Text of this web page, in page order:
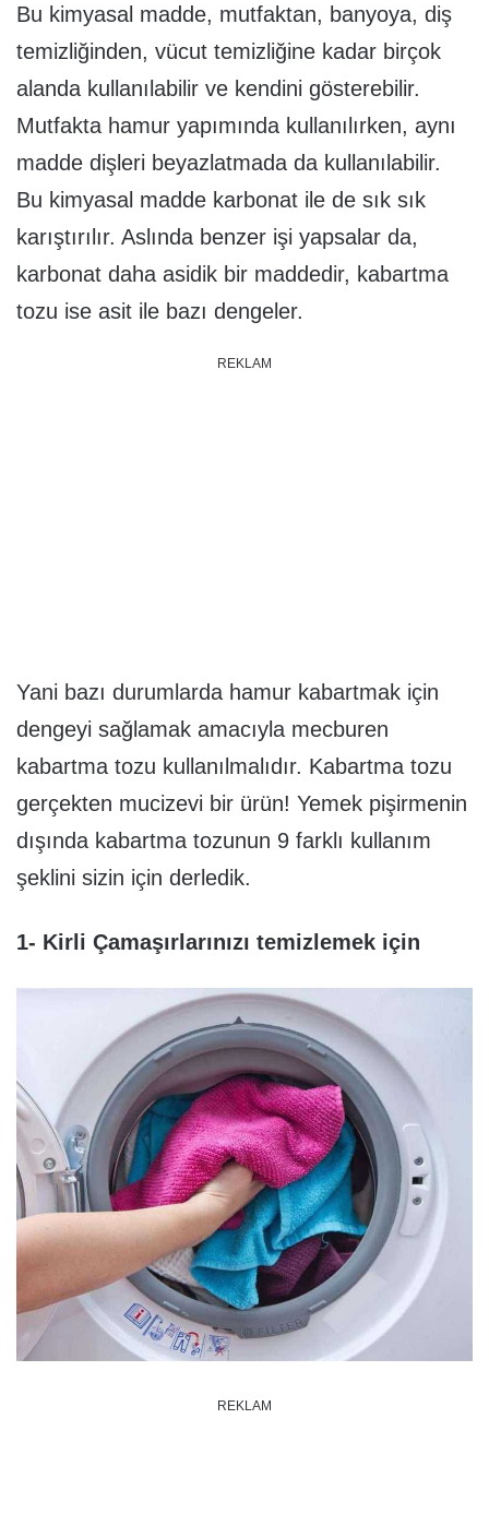
Bu kimyasal madde, mutfaktan, banyoya, diş
temizliğinden, vücut temizliğine kadar birçok
alanda kullanılabilir ve kendini gösterebilir.
Mutfakta hamur yapımında kullanılırken, aynı
madde dişleri beyazlatmada da kullanılabilir.
Bu kimyasal madde karbonat ile de sık sık
karıştırılır. Aslında benzer işi yapsalar da,
karbonat daha asidik bir maddedir, kabartma
tozu ise asit ile bazı dengeler.
REKLAM
Yani bazı durumlarda hamur kabartmak için
dengeyi sağlamak amacıyla mecburen
kabartma tozu kullanılmalıdır. Kabartma tozu
gerçekten mucizevi bir ürün! Yemek pişirmenin
dışında kabartma tozunun 9 farklı kullanım
şeklini sizin için derledik.
1- Kirli Çamaşırlarınızı temizlemek için
REKLAM